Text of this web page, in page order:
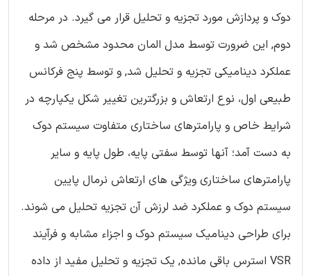
دوک و پردازش مورد تجزیه و تحلیل قرار می گیرد. در مرحله
دوم, این ضرورت توسط مدل المان محدود مشخص شد و
عملکرد دینامیکی تجزیه و تحلیل شد, و توسط پنج فرکانس
طبیعی اول، نوع ارتعاش و بزرگترین تغییر شکل یکپارچه در
شرایط خاص و پارامترهای ساختاری متفاوت سیستم دوک
به دست آمد؛ آنها توسط سفتی پایه، طول پایه و سایر
پارامترهای ساختاری ویژگی های ارتعاش نرمال پایین
سیستم دوک و عملکرد ضد لرزش آن تجزیه تحلیل می شوند.
برای طراحی دینامیک سیستم دوک و اجزاء مشابه و فرآیند
VSR استرس باقی مانده, یک تجزیه و تحلیل مفید از داده